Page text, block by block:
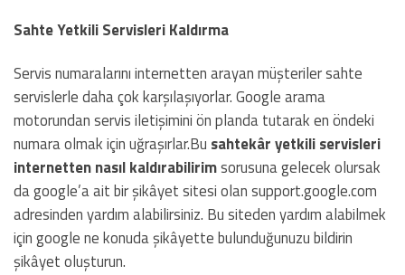
Sahte Yetkili Servisleri Kaldırma
Servis numaralarını internetten arayan müşteriler sahte
servislerle daha çok karşılaşıyorlar. Google arama
motorundan servis iletişimini ön planda tutarak en öndeki
numara olmak için uğraşırlar.Bu sahtekâr yetkili servisleri
internetten nasıl kaldırabilirimsorusuna gelecek olursak
da google’a ait bir şikâyet sitesi olan support.google.com
adresinden yardım alabilirsiniz. Bu siteden yardım alabilmek
için google ne konuda şikâyette bulunduğunuzu bildirin
şikâyet oluşturun.